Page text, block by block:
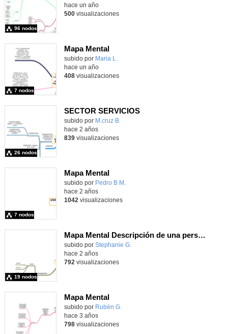
96 nodos
hace un año
500visualizaciones
Mapa Mental
subido por Maria L.
7 nodos
hace un año
408visualizaciones
SECTOR SERVICIOS
Contenido educativo.
subido por M.cruz B.
26 nodos
hace 2 años
839visualizaciones
Mapa Mental
subido por Pedro B M.
7 nodos
hace 2 años
1042 visualizaciones
Mapa Mental Descripción de una persona en francés
Contenido educativo.
subido por Stephanie G.
19 nodos
hace 2 años
792 visualizaciones
Mapa Mental
subido por Rubén G.
hace 3 años
798visualizaciones